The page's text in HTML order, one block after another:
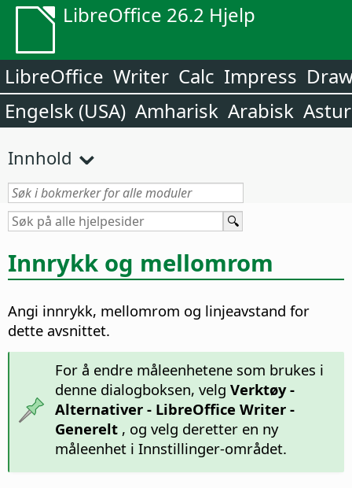
LibreOffice 26.2 Hjelp
LibreOffice Writer Calc Impress
Engelsk (USA) Amharisk Arabisk
Innhold
Innrykk og mellomrom
Angi innrykk, mellomrom og linjeavstand for
dette avsnittet.
For å endre måleenhetene som brukes i
denne dialogboksen, velg Verktøy -
Alternativer- LibreOffice Writer -
Generelt, og velg deretter en ny
måleenhet i Innstillinger-området.